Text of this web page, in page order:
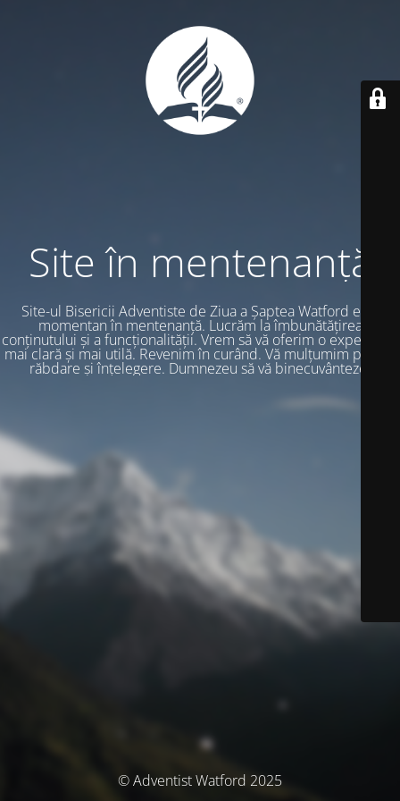
Site în mentenanță
Site-ul Bisericii Adventiste de Ziua a Șaptea Watford este
momentan în mentenanță. Lucrăm la îmbunătățirea
conținutului și a funcționalității. Vrem să vă oferim o experiență
mai clară și mai utilă. Revenim în curând. Vă mulțumim pentru
răbdare și înțelegere. Dumnezeu să vă binecuvânteze.
© Adventist Watford 2025